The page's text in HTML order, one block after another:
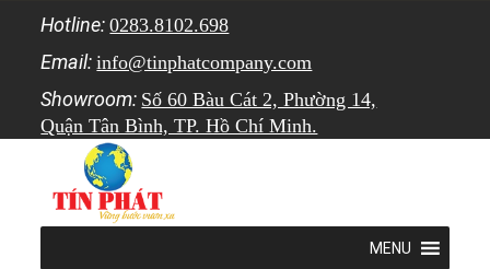
Hotline: 0283.8102.698
Email: info@tinphatcompany.com
Showroom: Số 60 Bàu Cát 2, Phường 14,
Quận Tân Bình, TP. Hồ Chí Minh.
MENU